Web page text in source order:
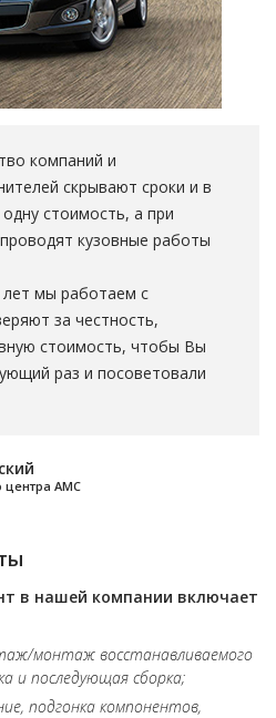
компаний и
скрывают сроки и в
стоимость, а при
кузовные работы
мы работаем с
за честность,
стоимость, чтобы Вы
раз и посоветовали
центра АМС
в нашей компании включает
монтаж восстанавливаемого
и последующая сборка;
подгонка компонентов,